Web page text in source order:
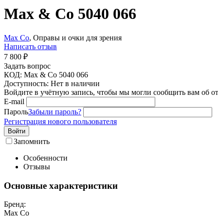
Max & Co 5040 066
Max Co, Оправы и очки для зрения
Написать отзыв
7 800 ₽
Задать вопрос
КОД: Max & Co 5040 066
Доступность: Нет в наличии
Войдите в учётную запись, чтобы мы могли сообщить вам об
E-mail
ПарольЗабыли пароль?
Регистрация нового пользователя
Войти
Запомнить
Особенности
Отзывы
Основные характеристики
Бренд:
Max Co